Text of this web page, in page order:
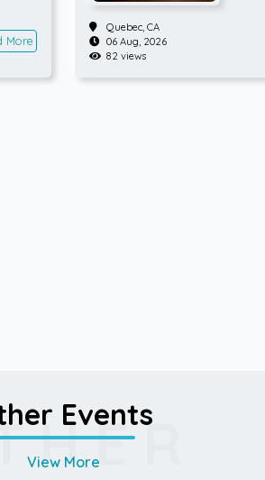
More
Quebec, CA
06 Aug, 2026
82 views
Events
View More